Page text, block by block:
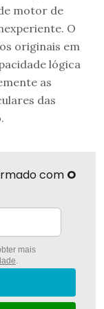
motor de
O
originais em
lógica
as
das
com O
mais